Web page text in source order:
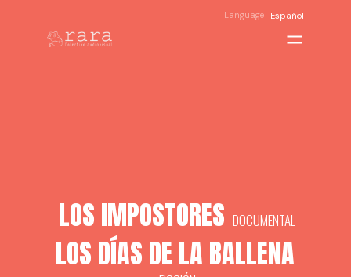
Language Español
LOS IMPOSTORES DOCUMENTAL
LOS DÍAS DE LA BALLENA